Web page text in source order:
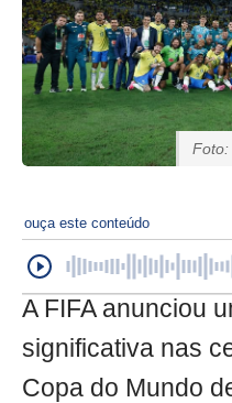
Foto:
ouça este conteúdo
A FIFA anunciou
significativa nas
Copa do Mundo